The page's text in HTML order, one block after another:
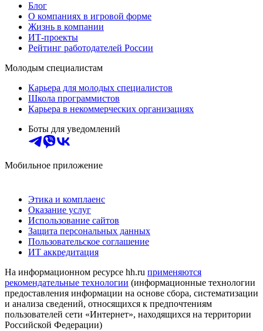
Блог
О компаниях в игровой форме
Жизнь в компании
ИТ-проекты
Рейтинг работодателей России
Молодым специалистам
Карьера для молодых специалистов
Школа программистов
Карьера в некоммерческих организациях
Боты для уведомлений
Мобильное приложение
Этика и комплаенс
Оказание услуг
Использование сайтов
Защита персональных данных
Пользовательское соглашение
ИТ аккредитация
На информационном ресурсе hh.ru применяются
рекомендательные технологии (информационные технологии
предоставления информации на основе сбора, систематизации
и анализа сведений, относящихся к предпочтениям
пользователей сети «Интернет», находящихся на территории
Российской Федерации)